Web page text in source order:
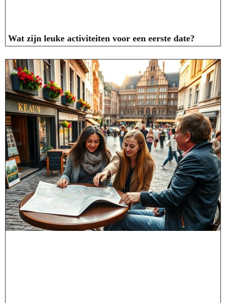
Wat zijn leuke activiteiten voor een eerste date?